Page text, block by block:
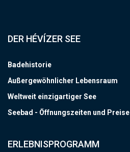
DER HÉVÍZER SEE
Badehistorie
Außergewöhnlicher Lebensraum
Weltweit einzigartiger See
Seebad - Öffnungszeiten und Preise
ERLEBNISPROGRAMM